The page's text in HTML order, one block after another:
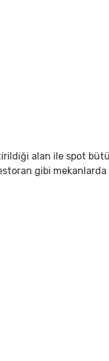
alan ile spot
gibi